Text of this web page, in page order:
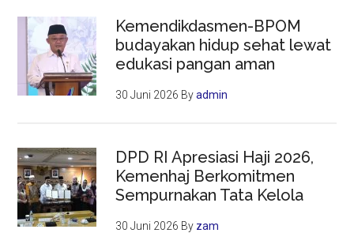
Kemendikdasmen-BPOM
budayakan hidup sehat lewat
edukasi pangan aman
30 Juni 2026 Byadmin
DPD RI Apresiasi Haji 2026,
Kemenhaj Berkomitmen
Sempurnakan Tata Kelola
30 Juni 2026 By zam